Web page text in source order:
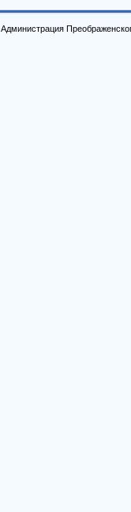
Администрация